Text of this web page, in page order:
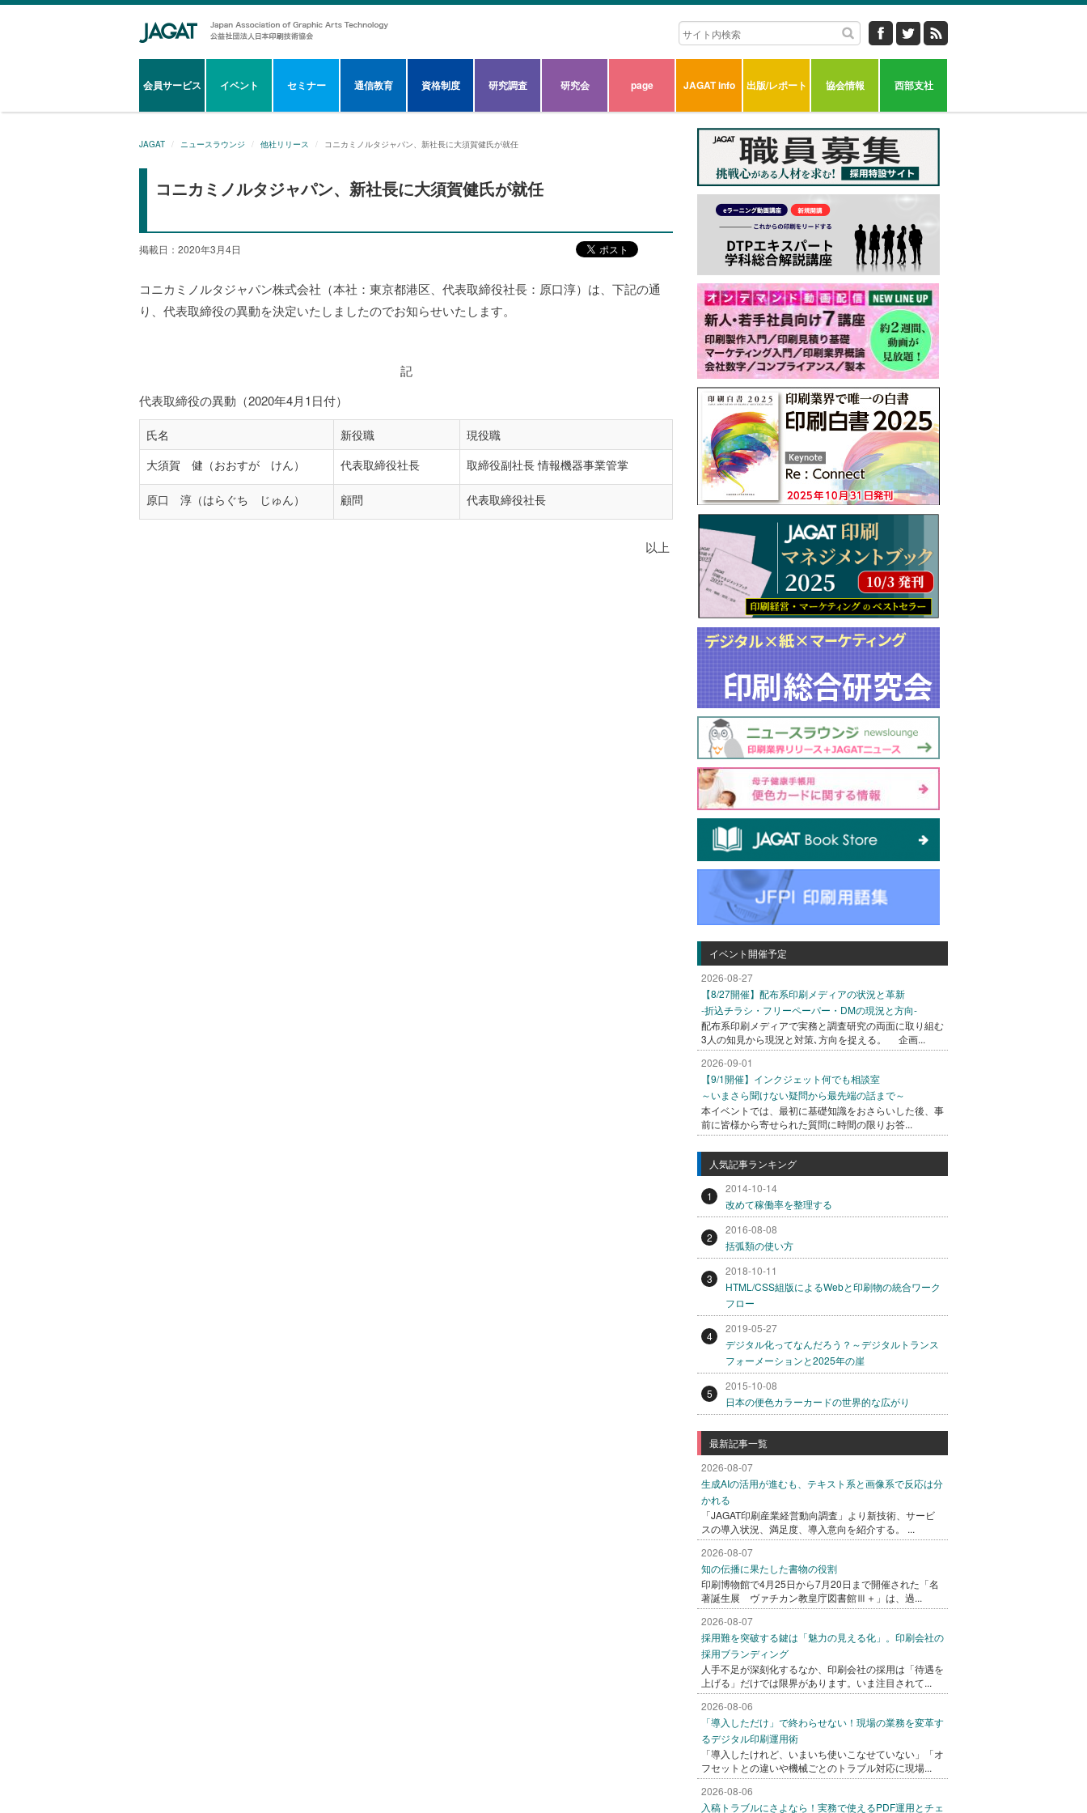
会員サービス イベント セミナー 通信教育 資格制度 研究調査 研究会 page JAGAT info 出版/レポート 協会情報 西部支社
JAGAT ニュースラウンジ 他社リリース コニカミノルタジャパン、新社長に大須賀健氏が就任
コニカミノルタジャパン、新社長に大須賀健氏が就任
掲載日：2020年3月4日
コニカミノルタジャパン株式会社（本社：東京都港区、代表取締役社長：原口淳）は、下記の通
り、代表取締役の異動を決定いたしましたのでお知らせいたします。
記
代表取締役の異動（2020年4月1日付）
氏名 新役職
現役職
大須賀 健（おおすが けん）
代表取締役社長 取締役副社長 情報機器事業管掌
原口 淳（はらぐち じゅん） 顧問 代表取締役社長
以上
イベント開催予定
2026-08-27
【8/27開催】配布系印刷メディアの状況と革新
-折込チラシ・フリーペーパー・DMの現況と方向-
配布系印刷メディアで実務と調査研究の両面に取り組む
3人の知見から現況と対策､方向を捉える。 企画...
2026-09-01
【9/1開催】インクジェット何でも相談室
～いまさら聞けない疑問から最先端の話まで～
本イベントでは、最初に基礎知識をおさらいした後、事
前に皆様から寄せられた質問に時間の限りお答...
人気記事ランキング
1
2014-10-14
改めて稼働率を整理する
2
2016-08-08
括弧類の使い方
3
2018-10-11
HTML/CSS組版によるWebと印刷物の統合ワーク
フロー
4
2019-05-27
デジタル化ってなんだろう？～デジタルトランス
フォーメーションと2025年の崖
5
2015-10-08
日本の便色カラーカードの世界的な広がり
最新記事一覧
2026-08-07
生成AIの活用が進むも、テキスト系と画像系で反応は分
かれる
「JAGAT印刷産業経営動向調査」より新技術、サービ
スの導入状況、満足度、導入意向を紹介する。 ...
2026-08-07
知の伝播に果たした書物の役割
印刷博物館で4月25日から7月20日まで開催された「名
著誕生展 ヴァチカン教皇庁図書館Ⅲ＋」は、過...
2026-08-07
採用難を突破する鍵は「魅力の見える化」。印刷会社の
採用ブランディング
人手不足が深刻化するなか、印刷会社の採用は「待遇を
上げる」だけでは限界があります。いま注目されて...
2026-08-06
「導入しただけ」で終わらせない！現場の業務を変革す
るデジタル印刷運用術
「導入したけれど、いまいち使いこなせていない」「オ
フセットとの違いや機械ごとのトラブル対応に現場...
2026-08-06
入稿トラブルにさよなら！実務で使えるPDF運用とチェ